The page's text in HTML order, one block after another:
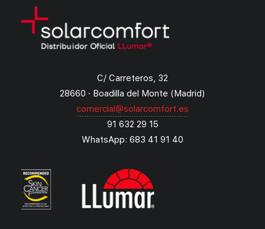
C/ Carreteros, 32
28660 · Boadilla del Monte (Madrid)
comercial@solarcomfort.es
91 632 29 15
WhatsApp: 683 41 91 40